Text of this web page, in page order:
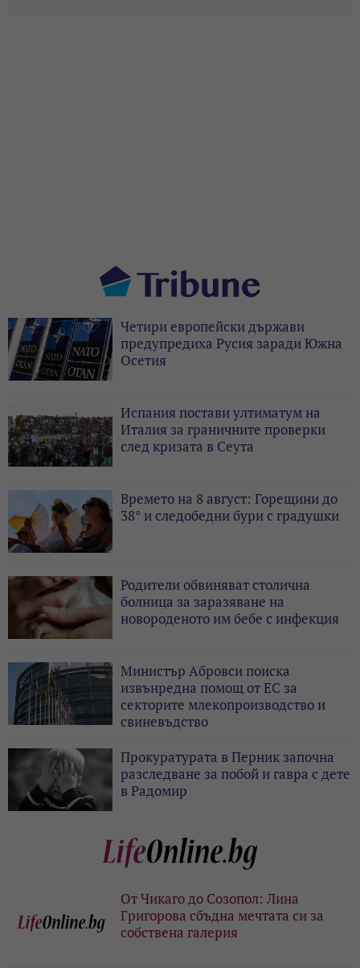
Четири европейски държави
предупредиха Русия заради Южна
Осетия
Испания постави ултиматум на
Италия за граничните проверки
след кризата в Сеута
Времето на 8 август: Горещини до
38° и следобедни бури с градушки
Родители обвиняват столична
болница за заразяване на
новороденото им бебе с инфекция
Министър Абровси поиска
извънредна помощ от ЕС за
секторите млекопроизводство и
свиневъдство
Прокуратурата в Перник започна
разследване за побой и гавра с дете
в Радомир
От Чикаго до Созопол: Лина
Григорова сбъдна мечтата си за
собствена галерия